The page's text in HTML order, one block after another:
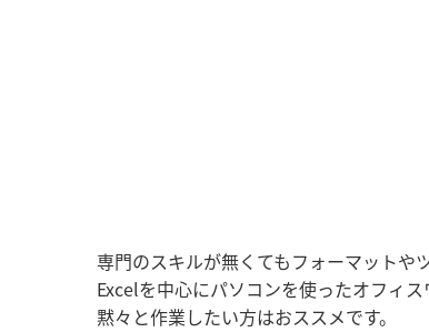
専門のスキルが無くてもフォーマットや
Excelを中心にパソコンを使ったオフィス
黙々と作業したい方はおススメです。